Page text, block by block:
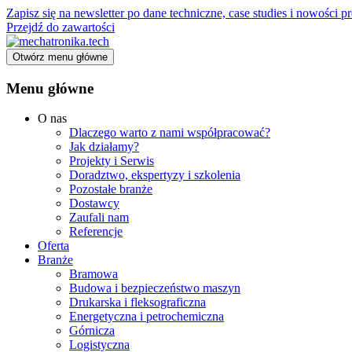
Zapisz się na newsletter po dane techniczne, case studies i nowości
Przejdź do zawartości
Otwórz menu główne
Menu główne
O nas
Dlaczego warto z nami współpracować?
Jak działamy?
Projekty i Serwis
Doradztwo, ekspertyzy i szkolenia
Pozostałe branże
Dostawcy
Zaufali nam
Referencje
Oferta
Branże
Bramowa
Budowa i bezpieczeństwo maszyn
Drukarska i fleksograficzna
Energetyczna i petrochemiczna
Górnicza
Logistyczna